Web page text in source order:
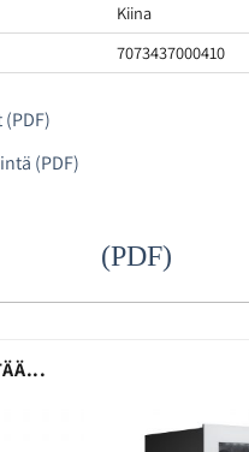
Kiina
7073437000410
(PDF)
(PDF)